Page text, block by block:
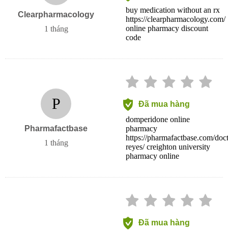
Clearpharmacology
1 tháng
buy medication without an rx
https://clearpharmacology.com/
online pharmacy discount
code
P
Pharmafactbase
1 tháng
Đã mua hàng
domperidone online
pharmacy
https://pharmafactbase.com/
reyes/ creighton university
pharmacy online
Đã mua hàng